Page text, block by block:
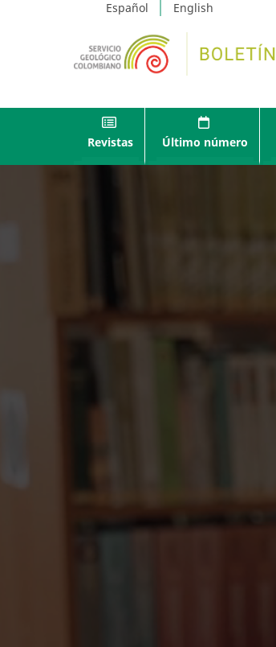
Español English
Revistas Último número